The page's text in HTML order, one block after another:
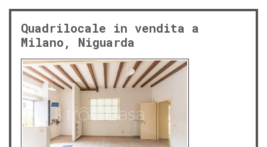
Quadrilocale in vendita a
Milano, Niguarda